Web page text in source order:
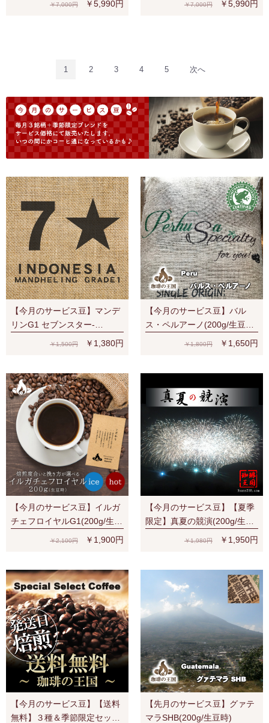
￥7,000円 ￥5,990円 ￥7,000円 ￥5,990円
1 2 3 4 5 次へ
【今月のサービス豆】マンデ
リンG1 セブンスター-
SevenStars (200g/生豆時) RA
￥1,500円 ￥1,380円
【今月のサービス豆】バル
ス・ペルアーノ(200g/生豆
時)RA認証 スペシャルティ 芳
￥1,800円 ￥1,650円
【今月のサービス豆】イルガ
チェフロイヤルG1(200g/生豆
時) 有機栽培豆 ナチュラル ス
￥2,100円 ￥1,900円
【今月のサービス豆】【夏季
限定】真夏の競演(200g/生豆
￥1,980円 ￥1,950円
【今月のサービス豆】【送料
無料】３種＆季節限定セット
【先月のサービス豆】グァテ
マラSHB(200g/生豆時)